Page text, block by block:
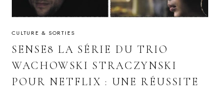
CULTURE & SORTIES
SENSE8 LA SÉRIE DU TRIO
WACHOWSKI STRACZYNSKI
POUR NETFLIX : UNE RÉUSSITE